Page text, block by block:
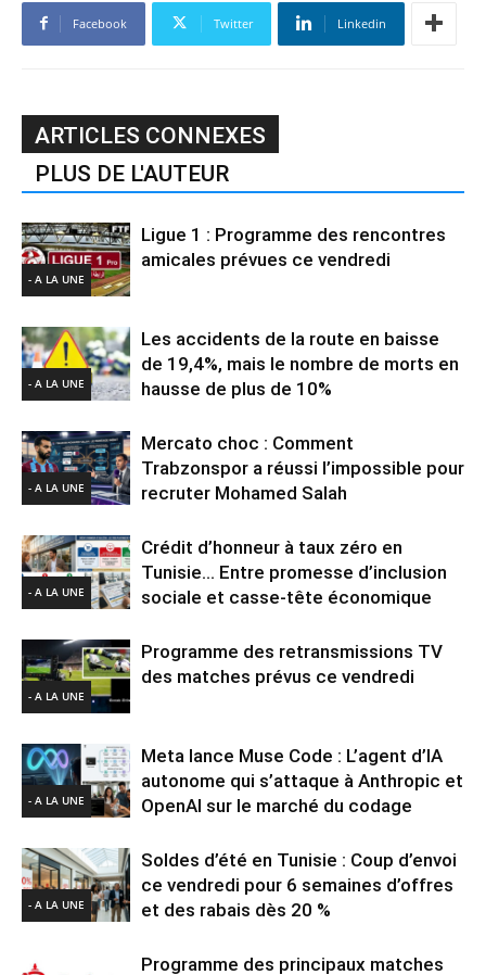
Facebook Twitter Linkedin
ARTICLES CONNEXES
PLUS DE L'AUTEUR
- A LA UNE
Ligue 1 : Programme des rencontres
amicales prévues ce vendredi
- A LA UNE
Les accidents de la route en baisse
de 19,4%, mais le nombre de morts en
hausse de plus de 10%
- A LA UNE
Mercato choc : Comment
Trabzonspor a réussi l’impossible pour
recruter Mohamed Salah
- A LA UNE
Crédit d’honneur à taux zéro en
Tunisie… Entre promesse d’inclusion
sociale et casse-tête économique
- A LA UNE
Programme des retransmissions TV
des matches prévus ce vendredi
- A LA UNE
Meta lance Muse Code : L’agent d’IA
autonome qui s’attaque à Anthropic et
OpenAI sur le marché du codage
- A LA UNE
Soldes d’été en Tunisie : Coup d’envoi
ce vendredi pour 6 semaines d’offres
et des rabais dès 20 %
Programme des principaux matches